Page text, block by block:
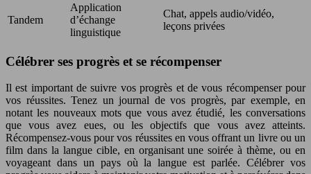
Tandem
Application
d’échange
linguistique
Chat, appels audio/vidéo,
leçons privées
Célébrer ses progrès et se récompenser
Il est important de suivre vos progrès et de vous récompenser pour
vos réussites. Tenez un journal de vos progrès, par exemple, en
notant les nouveaux mots que vous avez étudié, les conversations
que vous avez eues, ou les objectifs que vous avez atteints.
Récompensez-vous pour vos réussites en vous offrant un livre ou un
film dans la langue cible, en organisant une soirée à thème, ou en
voyageant dans un pays où la langue est parlée. Célébrer vos